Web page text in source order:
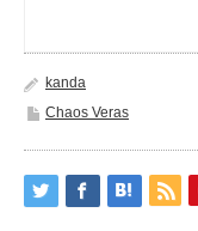
kanda
Chaos Veras